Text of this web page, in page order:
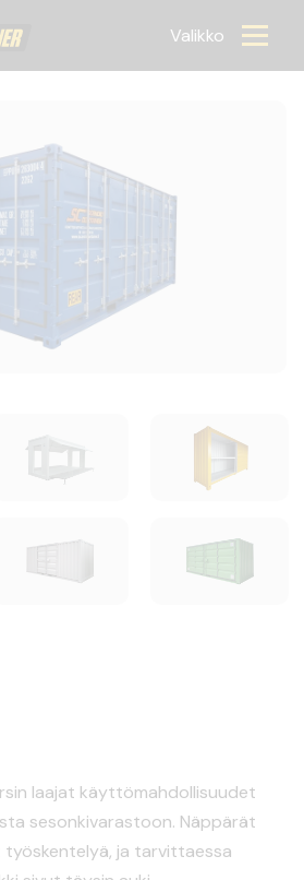
Scandic container
Valikko
laajat käyttömahdollisuudet
sesonkivarastoon. Näppärät
ja tarvittaessa